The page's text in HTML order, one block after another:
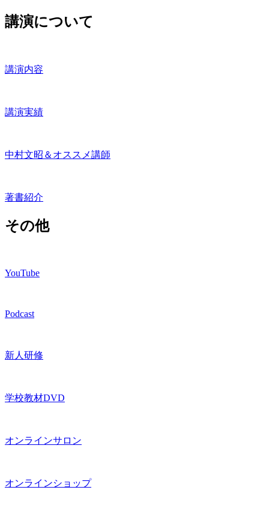
講演について
講演内容
講演実績
中村文昭＆オススメ講師
著書紹介
その他
YouTube
Podcast
新人研修
学校教材DVD
オンラインサロン
オンラインショップ